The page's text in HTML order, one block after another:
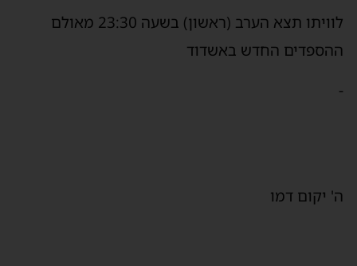
לוויתו תצא הערב (ראשון) בשעה 23:30 מאולם
ההספדים החדש באשדוד
-
ה' יקום דמו